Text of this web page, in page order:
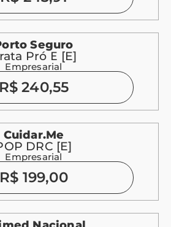
Seguro
Pró E [E]
Empresarial
R$ 240,55
Cuidar.me
DRC [E]
Empresarial
R$ 199,00